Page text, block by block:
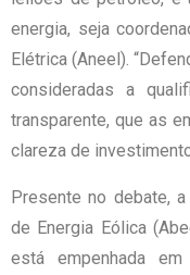
energia, seja
Elétrica (Aneel).
consideradas a
transparente, que as
clareza de
Presente no debate,
de Energia Eólica
está empenhada